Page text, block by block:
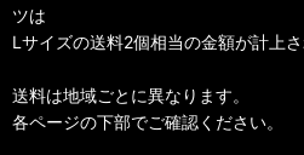
ツは
Lサイズの送料2個相当の金額が計上さ
送料は地域ごとに異なります。
各ページの下部でご確認ください。